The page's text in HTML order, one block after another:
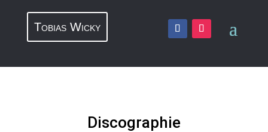
Tobias Wicky
Discographie